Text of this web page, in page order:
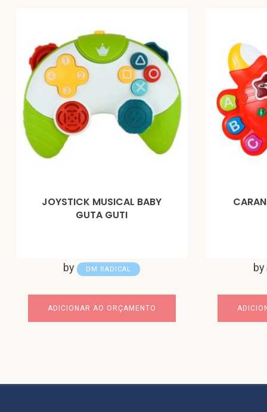
JOYSTICK MUSICAL BABY
GUTA GUTI
by DM RADICAL
ADICIONAR AO ORÇAMENTO
by